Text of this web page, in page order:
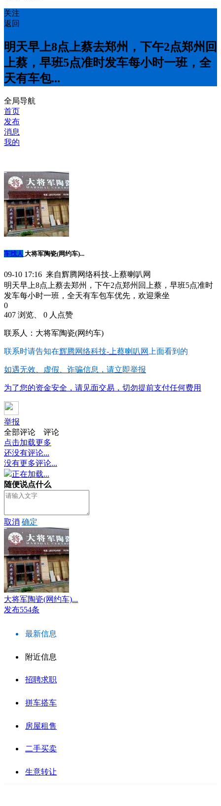
关注
返回
明天早上8点上蔡去郑州，下午2点郑州回
上蔡，早班5点准时发车每小时一班，全
天有车包...
全局导航
首页
发布
消息
我的
车找人 大将军陶瓷(网约车)...
09-10 17:16 来自辉腾网络科技-上蔡喇叭网
明天早上8点上蔡去郑州，下午2点郑州回上蔡，早班5点准时
发车每小时一班，全天有车包车优先，欢迎乘坐
0
407 浏览、 0 人点赞
联系人：大将军陶瓷(网约车)
联系时请告知在辉腾网络科技-上蔡喇叭网 上面看到的
如遇无效、虚假、诈骗信息，请立即举报
为了您的资金安全，请见面交易，切勿提前支付任何费用
举报
全部评论
评论
点击加载更多
还没有评论...
没有更多评论...
正在加载...
随便说点什么
取消 确定
大将军陶瓷(网约车)...
发布554条
最新信息
附近信息
招聘求职
拼车搭车
房屋租售
二手买卖
生意转让